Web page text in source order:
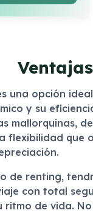
una opción
y su
mallorquinas,
flexibilidad que
de renting,
con total
de vida.